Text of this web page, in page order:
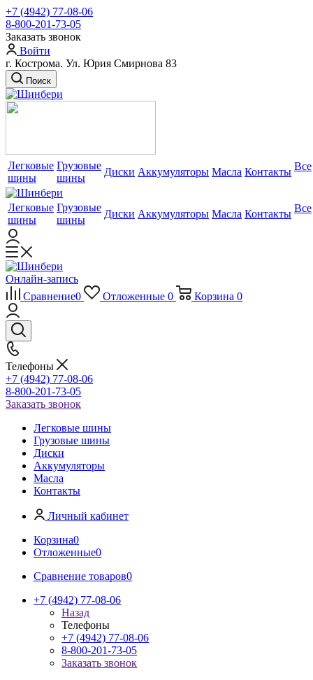
+7 (4942) 77-08-06
8-800-201-73-05
Заказать звонок
Войти
г. Кострома. Ул. Юрия Смирнова 83
Поиск
Легковые
шины
Грузовые
шины
Диски Аккумуляторы Масла Контакты Все
Легковые
шины
Грузовые
шины
Диски Аккумуляторы Масла Контакты Все
Онлайн-запись
Сравнение0 Отложенные 0 Корзина 0
Телефоны
+7 (4942) 77-08-06
8-800-201-73-05
Заказать звонок
Легковые шины
Грузовые шины
Диски
Аккумуляторы
Масла
Контакты
Личный кабинет
Корзина0
Отложенные0
Сравнение товаров0
+7 (4942) 77-08-06
Назад
Телефоны
+7 (4942) 77-08-06
8-800-201-73-05
Заказать звонок